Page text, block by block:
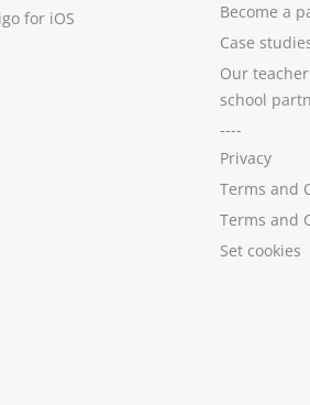
for iOS
Become a
Case
Our
school
----
Privacy
Terms and
Terms and
Set cookies